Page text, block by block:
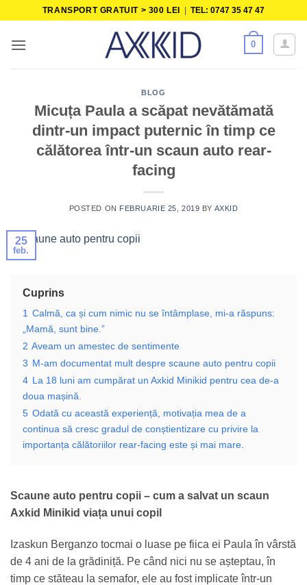
content
TRANSPORT GRATUIT > 300 LEI |TEL: 0747 35 47 47
0
BLOG
Micuța Paula a scăpat nevătămată
dintr-un impact puternic în timp ce
călătorea într-un scaun auto rear-
facing
POSTED ON FEBRUARIE 25, 2019 BY AXKID
25
feb.
Cuprins
1 Calmă, ca și cum nimic nu se întâmplase, mi-a răspuns:
„Mamă, sunt bine.”
2 Aveam un amestec de sentimente
3 M-am documentat mult despre scaune auto pentru copii
4 La 18 luni am cumpărat un Axkid Minikid pentru cea de-a
doua mașină.
5 Odată cu această experiență, motivația mea de a
continua să cresc gradul de conștientizare cu privire la
importanța călătoriilor rear-facing este și mai mare.
Scaune auto pentru copii – cum a salvat un scaun
Axkid Minikid viața unui copil
Izaskun Berganzo tocmai o luase pe fiica ei Paula în vârstă
de 4 ani de la grădiniță. Pe când nici nu se așteptau, în
timp ce stăteau la semafor, ele au fost implicate într-un